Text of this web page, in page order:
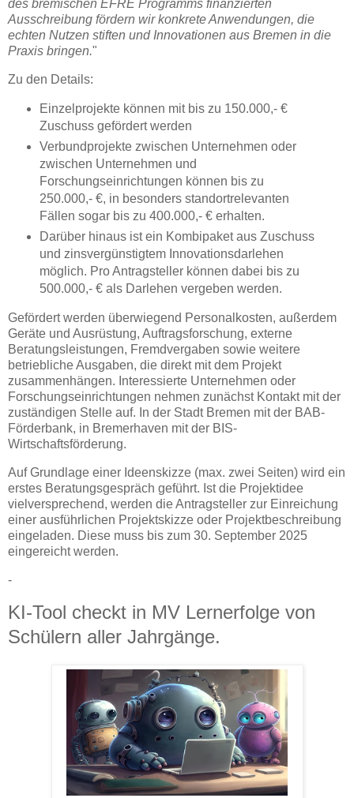
des bremischen EFRE Programms finanzierten
Ausschreibung fördern wir konkrete Anwendungen, die
echten Nutzen stiften und Innovationen aus Bremen in die
Praxis bringen."
Zu den Details:
Einzelprojekte können mit bis zu 150.000,- €
Zuschuss gefördert werden
Verbundprojekte zwischen Unternehmen oder
zwischen Unternehmen und
Forschungseinrichtungen können bis zu
250.000,- €, in besonders standortrelevanten
Fällen sogar bis zu 400.000,- € erhalten.
Darüber hinaus ist ein Kombipaket aus Zuschuss
und zinsvergünstigtem Innovationsdarlehen
möglich. Pro Antragsteller können dabei bis zu
500.000,- € als Darlehen vergeben werden.
Gefördert werden überwiegend Personalkosten, außerdem
Geräte und Ausrüstung, Auftragsforschung, externe
Beratungsleistungen, Fremdvergaben sowie weitere
betriebliche Ausgaben, die direkt mit dem Projekt
zusammenhängen. Interessierte Unternehmen oder
Forschungseinrichtungen nehmen zunächst Kontakt mit der
zuständigen Stelle auf. In der Stadt Bremen mit der BAB-
Förderbank, in Bremerhaven mit der BIS-
Wirtschaftsförderung.
Auf Grundlage einer Ideenskizze (max. zwei Seiten) wird ein
erstes Beratungsgespräch geführt. Ist die Projektidee
vielversprechend, werden die Antragsteller zur Einreichung
einer ausführlichen Projektskizze oder Projektbeschreibung
eingeladen. Diese muss bis zum 30. September 2025
eingereicht werden.
-
KI-Tool checkt in MV Lernerfolge von
Schülern aller Jahrgänge.